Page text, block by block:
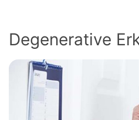
Degenerative